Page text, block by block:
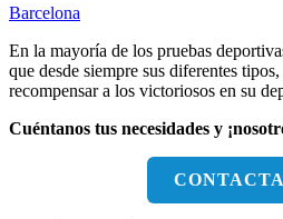
Barcelona
En la mayoría de los pruebas
que desde siempre sus diferentes
recompensar a los victoriosos en su
Cuéntanos tus necesidades y